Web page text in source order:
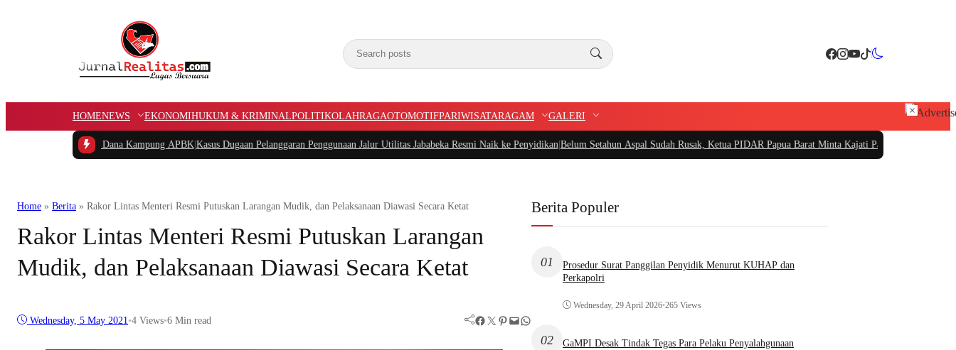
HOMENEWS EKONOMIHUKUM & KRIMINALPOLITIKOLAHRAGAOTOMOTIFPARIWISATARAGAM GALERI
Dana Kampung APBK|Kasus Dugaan Pelanggaran Penggunaan Jalur Utilitas Jababeka Resmi Naik ke Penyidikan|Belum Setahun Aspal Sudah Rusak, Ketua PIDAR Papua Barat Minta Kajati Papua Periksa PT. Fajar Papua
Home » Berita » Rakor Lintas Menteri Resmi Putuskan Larangan Mudik, dan Pelaksanaan Diawasi Secara Ketat
Rakor Lintas Menteri Resmi Putuskan Larangan
Mudik, dan Pelaksanaan Diawasi Secara Ketat
Wednesday, 5 May 2021 •4 Views•6 Min read Facebook Twitter Pinterest Mail WhatsApp
Berita Populer
01
Prosedur Surat Panggilan Penyidik Menurut KUHAP dan
Perkapolri
Wednesday, 29 April 2026•265 Views
02
GaMPI Desak Tindak Tegas Para Pelaku Penyalahgunaan
×